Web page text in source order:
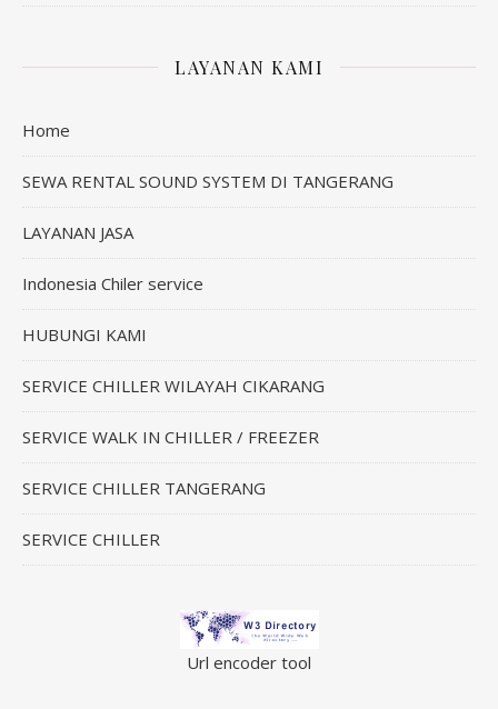
LAYANAN KAMI
Home
SEWA RENTAL SOUND SYSTEM DI TANGERANG
LAYANAN JASA
Indonesia Chiler service
HUBUNGI KAMI
SERVICE CHILLER WILAYAH CIKARANG
SERVICE WALK IN CHILLER / FREEZER
SERVICE CHILLER TANGERANG
SERVICE CHILLER
Url encoder tool